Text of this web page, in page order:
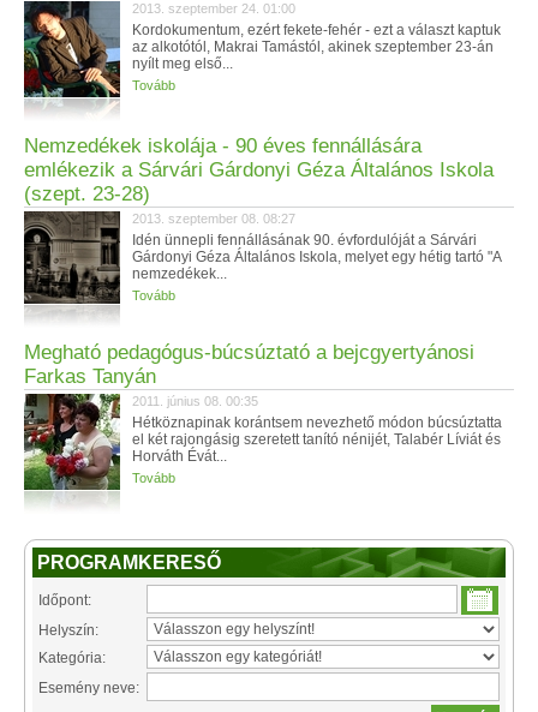
2013. szeptember 24. 01:00
Kordokumentum, ezért fekete-fehér - ezt a választ kaptuk
az alkotótól, Makrai Tamástól, akinek szeptember 23-án
nyílt meg első...
Tovább
Nemzedékek iskolája - 90 éves fennállására
emlékezik a Sárvári Gárdonyi Géza Általános Iskola
(szept. 23-28)
2013. szeptember 08. 08:27
Idén ünnepli fennállásának 90. évfordulóját a Sárvári
Gárdonyi Géza Általános Iskola, melyet egy hétig tartó "A
nemzedékek...
Tovább
Megható pedagógus-búcsúztató a bejcgyertyánosi
Farkas Tanyán
2011. június 08. 00:35
Hétköznapinak korántsem nevezhető módon búcsúztatta
el két rajongásig szeretett tanító nénijét, Talabér Líviát és
Horváth Évát...
Tovább
PROGRAMKERESŐ
Időpont:
Helyszín:
Kategória:
Esemény neve: